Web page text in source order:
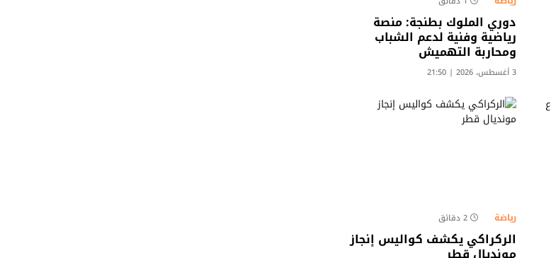
دوري الملوك بطنجة: منصة
رياضية وفنية لدعم الشباب
ومحاربة التهميش​
3 أغسطس، 2026 | 21:50
رياضة 2 دقائق
الركراكي يكشف كواليس إنجاز